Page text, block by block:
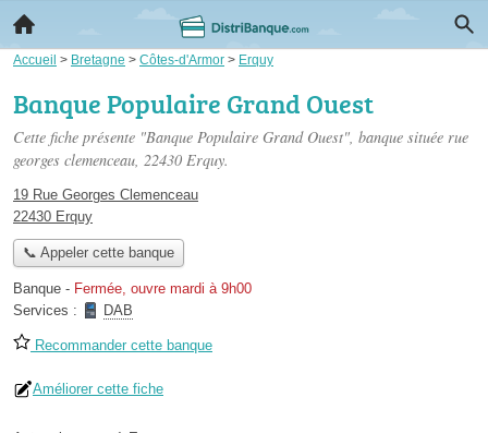
Accueil > Bretagne > Côtes-d'Armor > Erquy
Banque Populaire Grand Ouest
Cette fiche présente "Banque Populaire Grand Ouest", banque située rue
georges clemenceau, 22430 Erquy.
19 Rue Georges Clemenceau
22430 Erquy
📞 Appeler cette banque
Banque - Fermée, ouvre mardi à 9h00
Services :
DAB
Recommander cette banque
Améliorer cette fiche